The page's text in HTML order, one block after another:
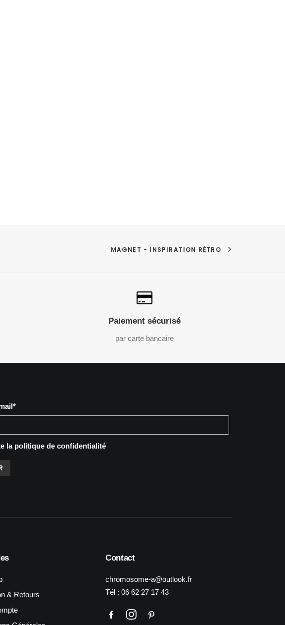
MAGNET - INSPIRATION RÉTRO
Paiement sécurisé
par carte bancaire
la politique de confidentialité
& Retours
Contact
chromosome-a@outlook.fr
Tél : 06 62 27 17 43